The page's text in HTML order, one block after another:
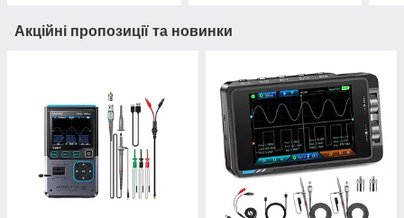
Акційні пропозиції та новинки